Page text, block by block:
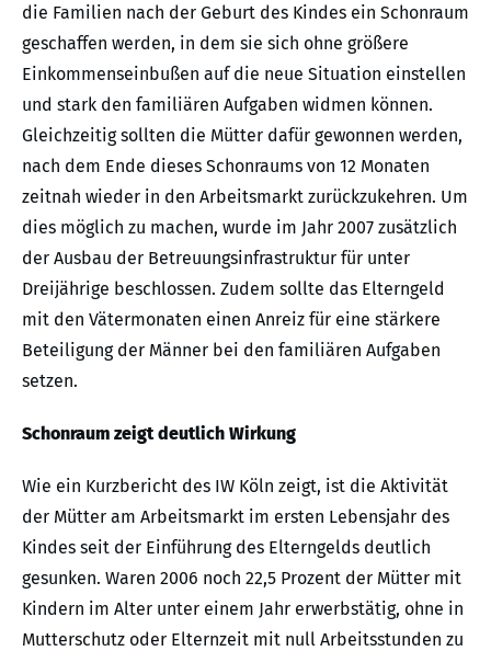
die Familien nach der Geburt des Kindes ein Schonraum
geschaffen werden, in dem sie sich ohne größere
Einkommenseinbußen auf die neue Situation einstellen
und stark den familiären Aufgaben widmen können.
Gleichzeitig sollten die Mütter dafür gewonnen werden,
nach dem Ende dieses Schonraums von 12 Monaten
zeitnah wieder in den Arbeitsmarkt zurückzukehren. Um
dies möglich zu machen, wurde im Jahr 2007 zusätzlich
der Ausbau der Betreuungsinfrastruktur für unter
Dreijährige beschlossen. Zudem sollte das Elterngeld
mit den Vätermonaten einen Anreiz für eine stärkere
Beteiligung der Männer bei den familiären Aufgaben
setzen.
Schonraum zeigt deutlich Wirkung
Wie ein Kurzbericht des IW Köln zeigt, ist die Aktivität
der Mütter am Arbeitsmarkt im ersten Lebensjahr des
Kindes seit der Einführung des Elterngelds deutlich
gesunken. Waren 2006 noch 22,5 Prozent der Mütter mit
Kindern im Alter unter einem Jahr erwerbstätig, ohne in
Mutterschutz oder Elternzeit mit null Arbeitsstunden zu